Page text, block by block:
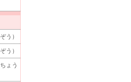
う）
う）
ょう